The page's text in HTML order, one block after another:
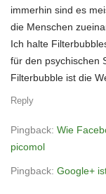
immerhin sind es
die Menschen
Ich halte
für den psychischen
Filterbubble ist die
Reply
Pingback: Wie
picomol
Pingback: Google+